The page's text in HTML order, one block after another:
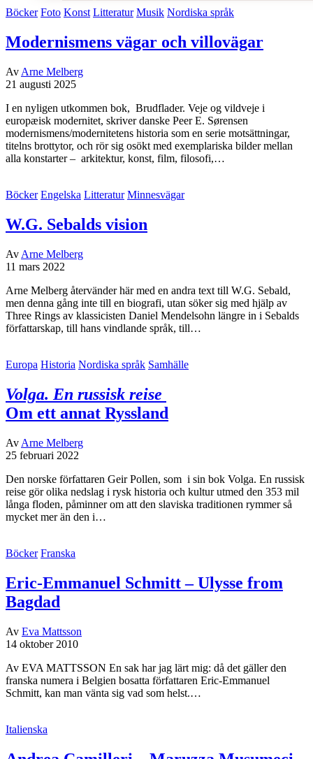
Böcker Foto Konst Litteratur Musik Nordiska språk
Modernismens vägar och villovägar
Av Arne Melberg
21 augusti 2025
I en nyligen utkommen bok, Brudflader. Veje og vildveje i
europæisk modernitet, skriver danske Peer E. Sørensen
modernismens/modernitetens historia som en serie motsättningar,
titelns brottytor, och rör sig osökt med exemplariska bilder mellan
alla konstarter – arkitektur, konst, film, filosofi,…
Böcker Engelska Litteratur Minnesvägar
W.G. Sebalds vision
Av Arne Melberg
11 mars 2022
Arne Melberg återvänder här med en andra text till W.G. Sebald,
men denna gång inte till en biografi, utan söker sig med hjälp av
Three Rings av klassicisten Daniel Mendelsohn längre in i Sebalds
författarskap, till hans vindlande språk, till…
Europa Historia Nordiska språk Samhälle
Volga. En russisk reise
Om ett annat Ryssland
Av Arne Melberg
25 februari 2022
Den norske författaren Geir Pollen, som i sin bok Volga. En russisk
reise gör olika nedslag i rysk historia och kultur utmed den 353 mil
långa floden, påminner om att den slaviska traditionen rymmer så
mycket mer än den i…
Böcker Franska
Eric-Emmanuel Schmitt – Ulysse from
Bagdad
Av Eva Mattsson
14 oktober 2010
Av EVA MATTSSON En sak har jag lärt mig: då det gäller den
franska numera i Belgien bosatta författaren Eric-Emmanuel
Schmitt, kan man vänta sig vad som helst.…
Italienska